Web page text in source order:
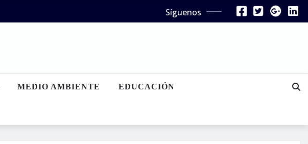
Síguenos
MEDIO AMBIENTE EDUCACIÓN